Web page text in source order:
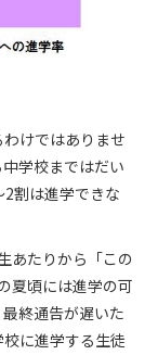
けではありませ
学校まではだい
割は進学できな
あたりから「この
夏頃には進学の可
終通告が遅いた
に進学する生徒